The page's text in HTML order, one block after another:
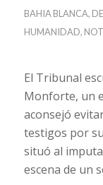
BAHIA BLANCA,
HUMANIDAD,
El Tribunal
Monforte, un
aconsejó
testigos por
situó al
escena de un